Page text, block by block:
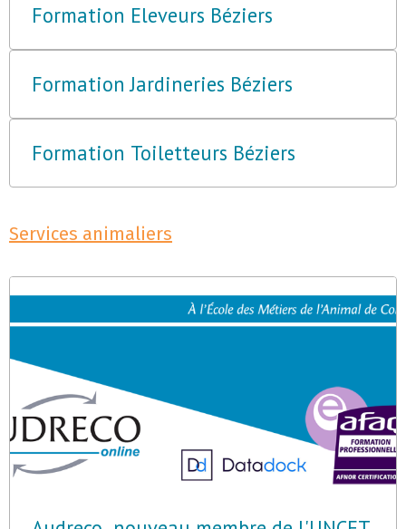
Formation Eleveurs Béziers
Formation Jardineries Béziers
Formation Toiletteurs Béziers
Services animaliers